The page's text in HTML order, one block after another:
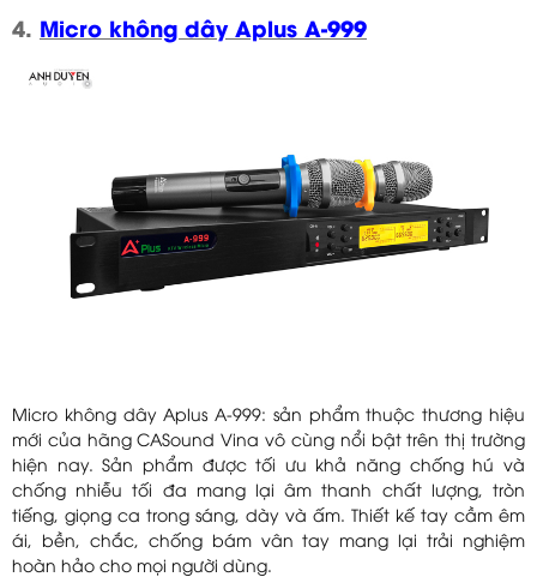
4. Micro không dây Aplus A-999
Micro không dây Aplus A-999: sản phẩm thuộc thương hiệu
mới của hãng CASound Vina vô cùng nổi bật trên thị trường
hiện nay. Sản phẩm được tối ưu khả năng chống hú và
chống nhiễu tối đa mang lại âm thanh chất lượng, tròn
tiếng, giọng ca trong sáng, dày và ấm. Thiết kế tay cầm êm
ái, bền, chắc, chống bám vân tay mang lại trải nghiệm
hoàn hảo cho mọi người dùng.